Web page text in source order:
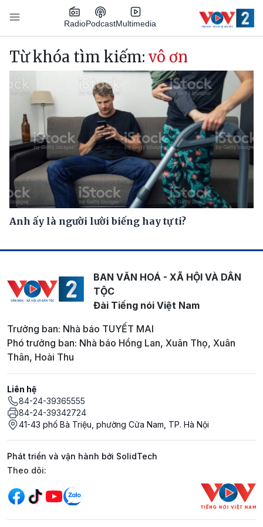
Nhảy đến nội dung
RadioPodcastMultimedia
Main navigation
Từ khóa tìm kiếm: vô ơn
Anh ấy là người lười biếng hay tự ti?
BAN VĂN HOÁ - XÃ HỘI VÀ DÂN
TỘC
Đài Tiếng nói Việt Nam
Trưởng ban: Nhà báo TUYẾT MAI
Phó trưởng ban: Nhà báo Hồng Lan, Xuân Thọ, Xuân
Thân, Hoài Thu
Liên hệ
84-24-39365555
84-24-39342724
41-43 phố Bà Triệu, phường Cửa Nam, TP. Hà Nội
Phát triển và vận hành bởi SolidTech
Mạng xã hội
Theo dõi: